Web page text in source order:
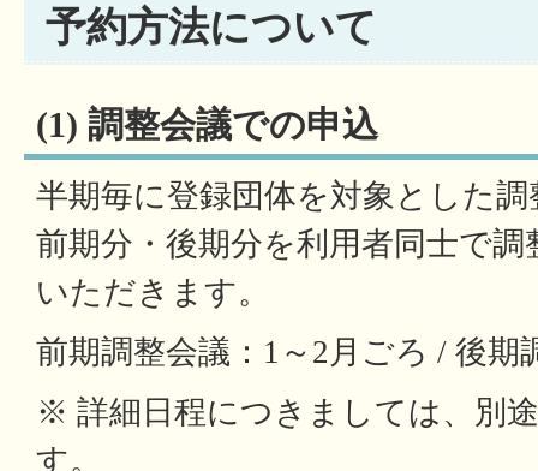
予約方法について
(1) 調整会議での申込
半期毎に登録団体を対象とした
前期分・後期分を利用者同士で
いただきます。
前期調整会議：1～2月ごろ / 後期
※ 詳細日程につきましては、別
す。